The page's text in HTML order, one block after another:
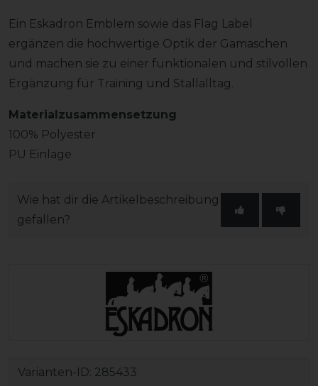
Ein Eskadron Emblem sowie das Flag Label
ergänzen die hochwertige Optik der Gamaschen
und machen sie zu einer funktionalen und stilvollen
Ergänzung für Training und Stallalltag.
Materialzusammensetzung
100% Polyester
PU Einlage
Wie hat dir die Artikelbeschreibung
gefallen?
Varianten-ID: 285433